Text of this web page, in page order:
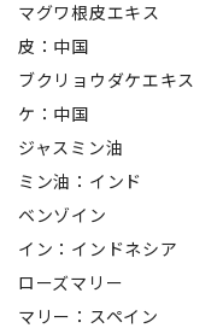
マグワ根皮エキス
皮：中国
ブクリョウダケエキ
ケ：中国
ジャスミン油 ：
ミン油：インド
ベンゾイン ：植
イン：インドネシア
ローズマリー ：
マリー：スペイン